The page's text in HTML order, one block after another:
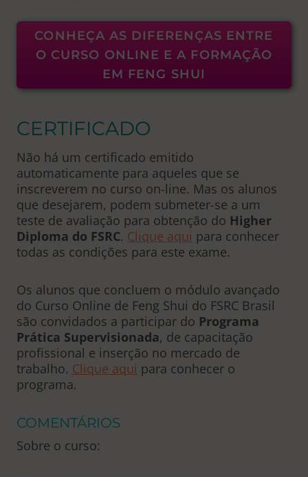
CONHEÇA AS DIFERENÇAS ENTRE
O CURSO ONLINE E A FORMAÇÃO
EM FENG SHUI
CERTIFICADO
Não há um certificado emitido
automaticamente para aqueles que se
inscreverem no curso on-line. Mas os alunos
que desejarem, podem submeter-se a um
teste de avaliação para obtenção do Higher
Diploma do FSRC. Clique aqui para conhecer
todas as condições para este exame.
Os alunos que concluem o módulo avançado
do Curso Online de Feng Shui do FSRC Brasil
são convidados a participar do Programa
Prática Supervisionada, de capacitação
profissional e inserção no mercado de
trabalho. Clique aqui para conhecer o
programa.
COMENTÁRIOS
Sobre o curso: